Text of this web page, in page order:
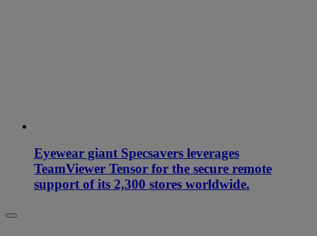
Eyewear giant Specsavers leverages
TeamViewer Tensor for the secure remote
support of its 2,300 stores worldwide.